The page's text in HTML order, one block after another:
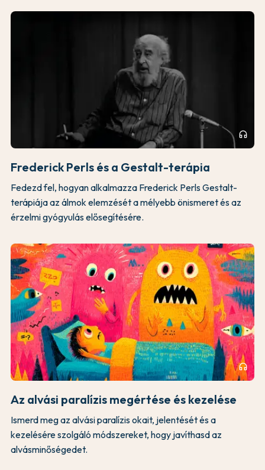
headphones
Frederick Perls és a Gestalt-terápia
Fedezd fel, hogyan alkalmazza Frederick Perls Gestalt-
terápiája az álmok elemzését a mélyebb önismeret és az
érzelmi gyógyulás elősegítésére.
headphones
Az alvási paralízis megértése és kezelése
Ismerd meg az alvási paralízis okait, jelentését és a
kezelésére szolgáló módszereket, hogy javíthasd az
alvásminőségedet.